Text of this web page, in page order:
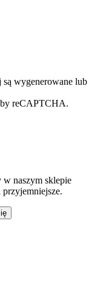
wygenerowane lub
by reCAPTCHA.
naszym sklepie
przyjemniejsze.